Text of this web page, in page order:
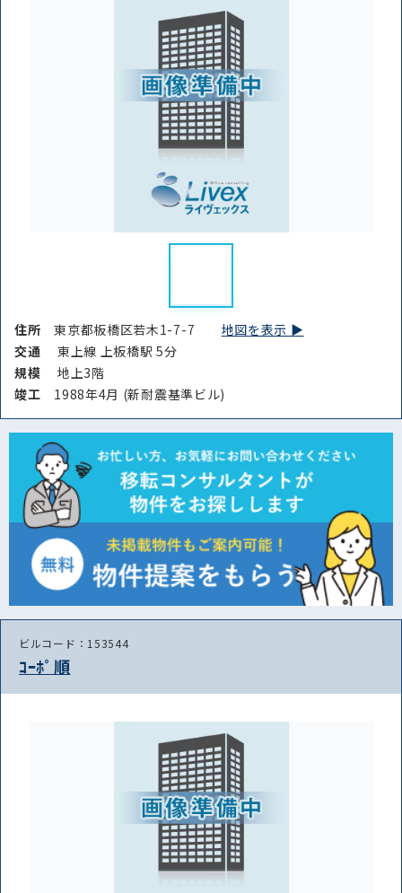
路線・駅
条件を絞り込む
住所東京都板橋区若木1-7-7 地図を表示 ▶︎
交通
東上線 上板橋駅 5分
規模
地上3階
竣⼯ 1988年4月 (新耐震基準ビル)
ビルコード：153544
ｺｰﾎﾟ順